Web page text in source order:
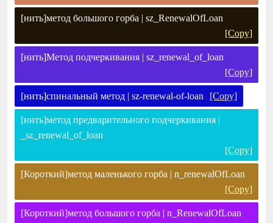
[нить]метод большого горба | sz_RenewalOfLoan
[Copy]
[нить]Метод подчеркивания | sz_renewal_of_loan
[Copy]
[нить]спинальный метод | sz-renewal-of-loan [Copy]
[нить]метод предварительного подчеркивания |
_sz_renewal_of_loan
[Copy]
[Короткий]метод маленького горба | n_renewalOfLoan
[Copy]
[Короткий]метод большого горба | n_RenewalOfLoan